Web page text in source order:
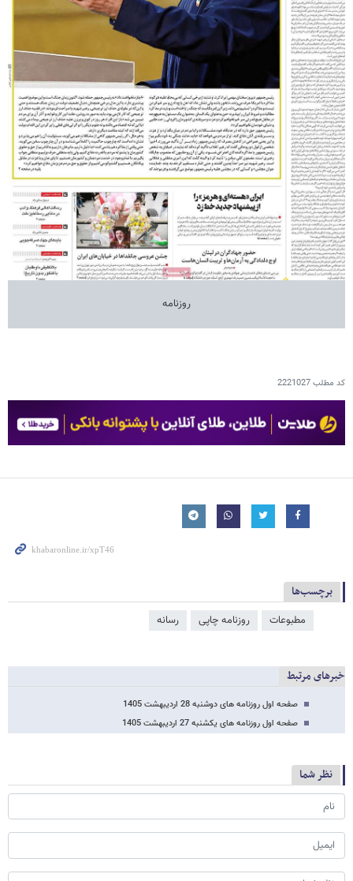
روزنامه
کد مطلب2221027
برچسب‌ها
مطبوعات روزنامه چاپی رسانه
خبرهای مرتبط
صفحه اول روزنامه های دوشنبه 28 اردیبهشت 1405
صفحه اول روزنامه های یکشنبه 27 اردیبهشت 1405
نظر شما